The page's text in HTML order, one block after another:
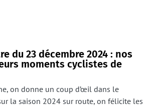
du 23 décembre 2024 : nos
moments cyclistes de
on donne un coup d’œil dans le
la saison 2024 sur route, on félicite les